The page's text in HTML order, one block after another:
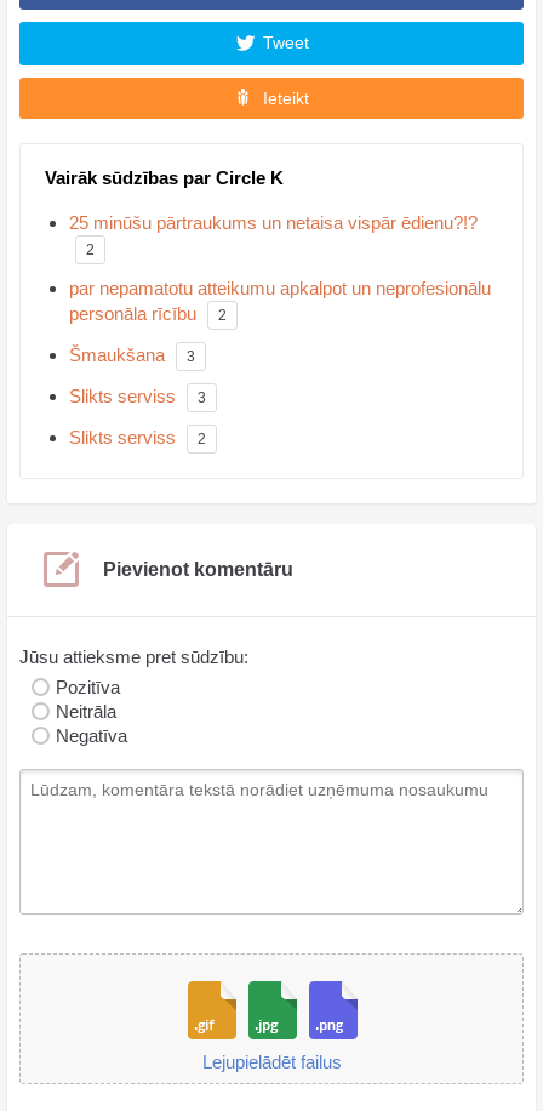
Tweet
Ieteikt
Vairāk sūdzības par Circle K
25 minūšu pārtraukums un netaisa vispār ēdienu?!?
2
par nepamatotu atteikumu apkalpot un neprofesionālu
personāla rīcību
2
Šmaukšana 3
Slikts serviss 3
Slikts serviss 2
Pievienot komentāru
Jūsu attieksme pret sūdzību:
Pozitīva
Neitrāla
Negatīva
Lejupielādēt failus